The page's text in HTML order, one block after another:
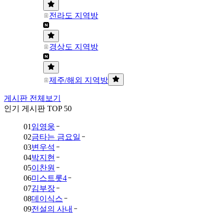
전라도 지역방
경상도 지역방
제주/해외 지역방
게시판 전체보기
인기 게시판 TOP 50
01 임영웅
02금타는 금요일
03변우석
04박지현
05이찬원
06미스트롯4
07김부장
08데이식스
09전설의 사내